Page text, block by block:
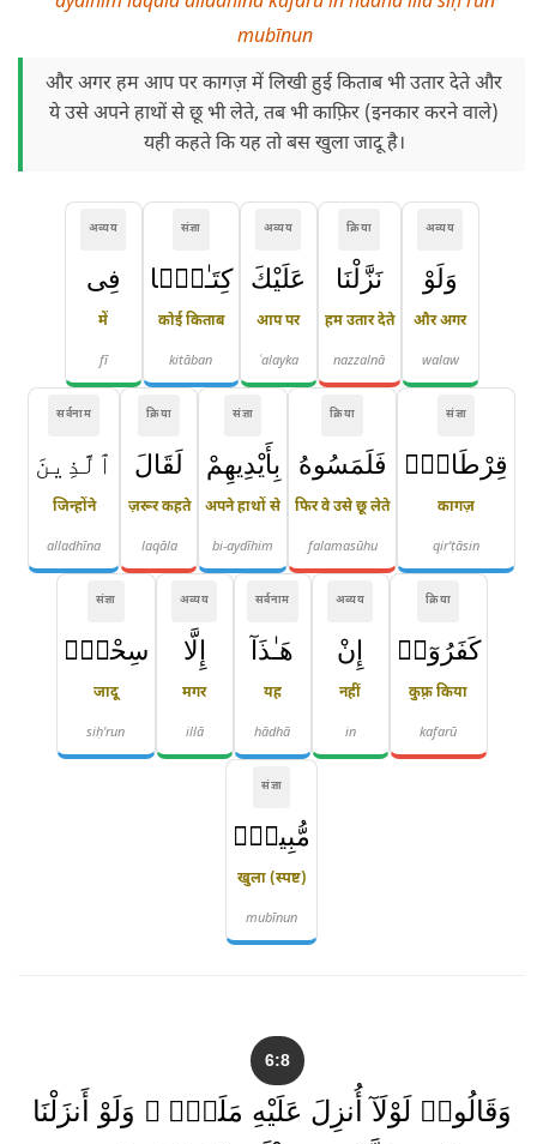
mubīnun
और अगर हम आप पर कागज़ में लिखी हुई किताब भी उतार देते और
ये उसे अपने हाथों से छू भी लेते, तब भी काफ़िर (इनकार करने वाले)
यही कहते कि यह तो बस खुला जादू है।
अव्यय
وَلَوْ
और अगर
walaw
क्रिया
نَزَّلْنَا
हम उतार देते
nazzalnā
अव्यय
عَلَيْكَ
आप पर
ʿalayka
संज्ञा
كِتَـٰبًۭا
कोई किताब
kitāban
अव्यय
فِى
में
fī
संज्ञा
قِرْطَاسٍۢ
कागज़
qir'ṭāsin
क्रिया
فَلَمَسُوهُ
फिर वे उसे छू लेते
falamasūhu
संज्ञा
بِأَيْدِيهِمْ
अपने हाथों से
bi-aydīhim
क्रिया
لَقَالَ
ज़रूर कहते
laqāla
सर्वनाम
ٱلَّذِينَ
जिन्होंने
alladhīna
क्रिया
كَفَرُوٓا۟
कुफ़्र किया
kafarū
अव्यय
إِنْ
नहीं
in
सर्वनाम
هَـٰذَآ
यह
hādhā
अव्यय
إِلَّا
मगर
illā
संज्ञा
سِحْرٌۭ
जादू
siḥ'run
संज्ञा
مُّبِينٌۭ
खुला (स्पष्ट)
mubīnun
6:8
وَقَالُوا۟ لَوْلَآ أُنزِلَ عَلَيْهِ مَلَكٌۭ ۖ وَلَوْ أَنزَلْنَا